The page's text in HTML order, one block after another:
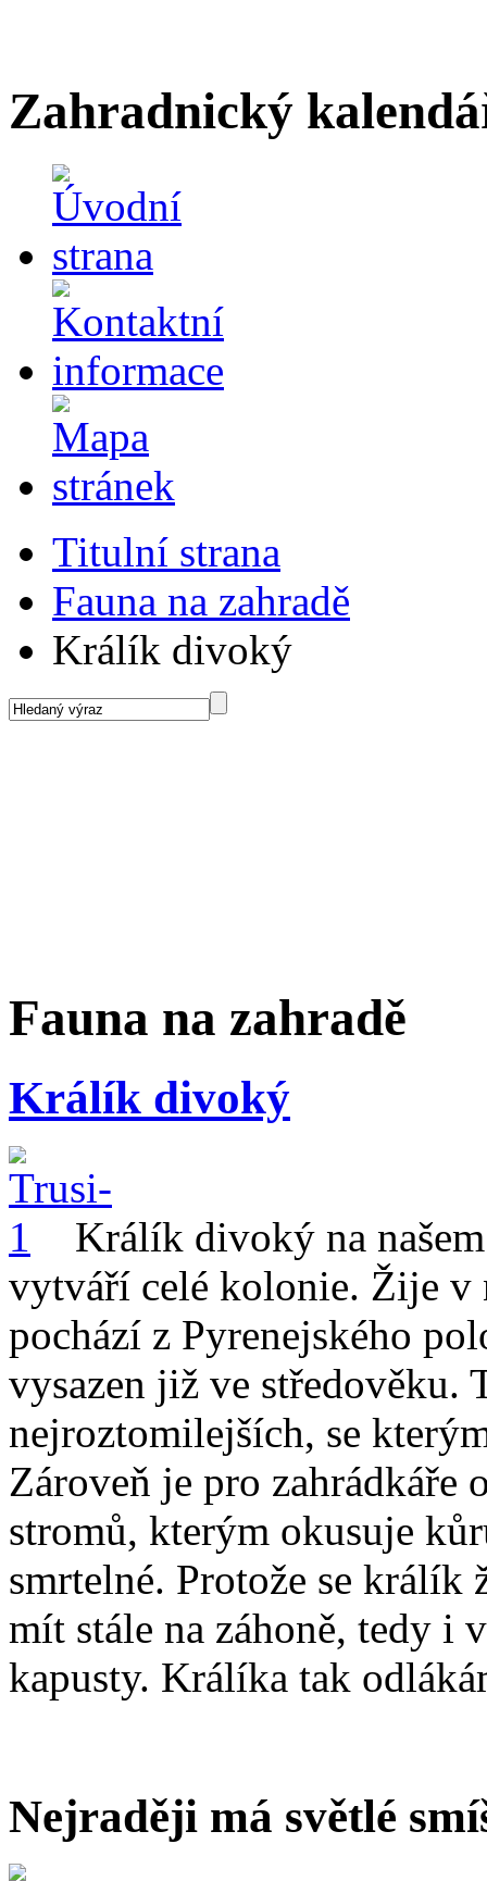
Zahradnický
Titulní strana
Fauna na zahradě
Králík divoký
Fauna na zahradě
Králík divoký
Králík divoký na
vytváří celé kolonie. Žije
pochází z Pyrenejského
vysazen již ve středověku.
nejroztomilejších, se
Zároveň je pro zahrádkáře
stromů, kterým okusuje
smrtelné. Protože se
mít stále na záhoně, tedy i
kapusty. Králíka tak
Nejraději má světlé